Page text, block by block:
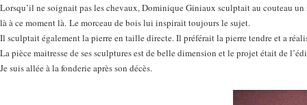
Lorsqu’il ne soignait pas les chevaux, Dominique Giniaux sculptait au couteau
là à ce moment là. Le morceau de bois lui inspirait toujours le sujet.
Il sculptait également la pierre en taille directe. Il préférait la pierre tendre et a
La pièce maitresse de ses sculptures est de belle dimension et le projet était de
Je suis allée à la fonderie après son décès.